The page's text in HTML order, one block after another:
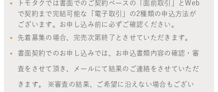
トモタクでは書面でのご契約ベースの「面前取引」とWeb
で契約まで完結可能な「電子取引」の2種類の申込方法が
ございます。お申し込み前に必ずご確認ください。
先着募集の場合、完売次第終了とさせていただきます。
書面契約でのお申し込みでは、お申込書類内容の確認・審
査をさせて頂き、メールにて結果のご連絡をさせていただ
きます。 ※審査の結果、ご希望に沿えない場合もござい